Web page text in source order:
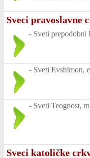
Sveci pravoslavne
- Sveti prepodobni
- Sveti Evshimon,
- Sveti Teognost,
Sveci katoličke